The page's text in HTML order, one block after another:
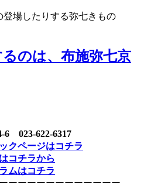
登場したりする弥七きもの
のは、布施弥七京
6 023-622-6317
クページはコチラ
コチラから
ムはコチラ
ーーーーーーーーーーーー